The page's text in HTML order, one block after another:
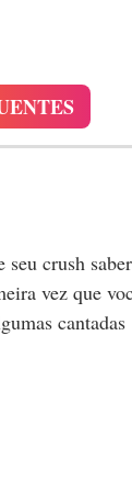
crush saber
vez que
cantadas